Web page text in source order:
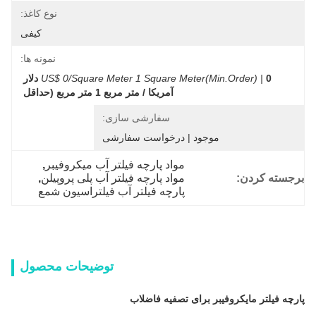
نوع کاغذ:
کیفی
نمونه ها:
US$ 0/Square Meter 1 Square Meter(Min.Order) |
آمریکا / متر مربع 1 متر مربع (حداقل
سفارشی سازی:
موجود | درخواست سفارشی
برجسته کردن:
مواد پارچه فیلتر آب میکروفیبر,
مواد پارچه فیلتر آب پلی پروپیلن,
پارچه فیلتر آب فیلتراسیون شمع
توضیحات محصول
پارچه فیلتر مایکروفیبر برای تصفیه فاضلاب